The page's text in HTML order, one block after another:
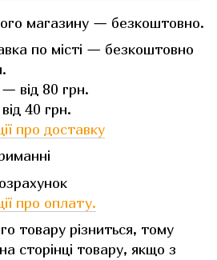
магазину — безкоштовно.
по місті — безкоштовно
від 80 грн.
40 грн.
про доставку
про оплату.
товару різниться, тому
сторінці товару, якщо з